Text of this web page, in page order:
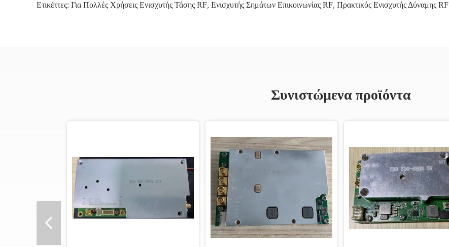
Ετικέττες: Για Πολλές Χρήσεις Ενισχυτής Τάσης RF, Ενισχυτής Σημάτων Επικοινωνίας RF, Πρακτικός Ενισχυτής Δύναμης RF
Συνιστώμενα προϊόντα